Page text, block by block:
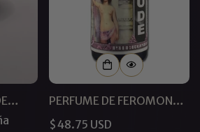
PERFUME DE FEROMONAS
NUDE™ PARA LESBIANAS
Precio
$48.75 USD